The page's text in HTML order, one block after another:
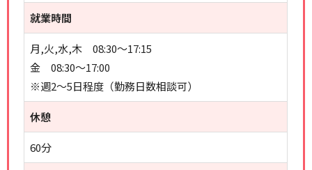
就業時間
月,火,水,木 08:30～17:15
金 08:30～17:00
※週2～5日程度（勤務日数相談可）
休憩
60分